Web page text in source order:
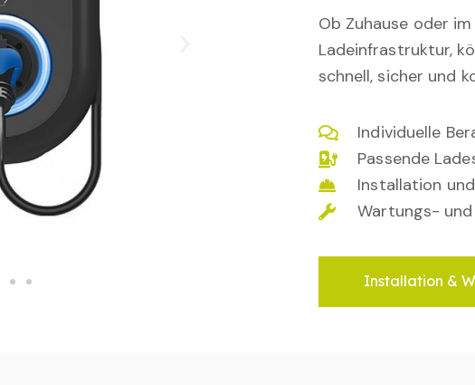
Ob Zuhause oder
Ladeinfrastruktur,
schnell, sicher und
Individuelle
Passende
Installation
Wartungs-
Installation &